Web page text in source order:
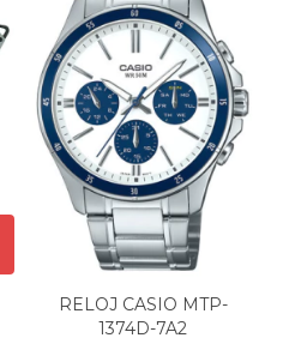
RELOJ CASIO MTP-
1374D-7A2